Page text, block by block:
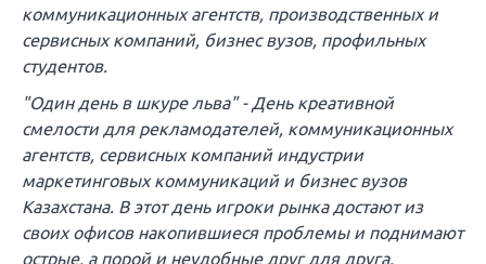
коммуникационных агентств, производственных и
сервисных компаний, бизнес вузов, профильных
студентов.
"Один день в шкуре льва" - День креативной
смелости для рекламодателей, коммуникационных
агентств, сервисных компаний индустрии
маркетинговых коммуникаций и бизнес вузов
Казахстана. В этот день игроки рынка достают из
своих офисов накопившиеся проблемы и поднимают
острые, а порой и неудобные друг для друга,